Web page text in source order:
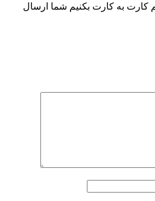
کارت به کارت بکنیم شما ارسال